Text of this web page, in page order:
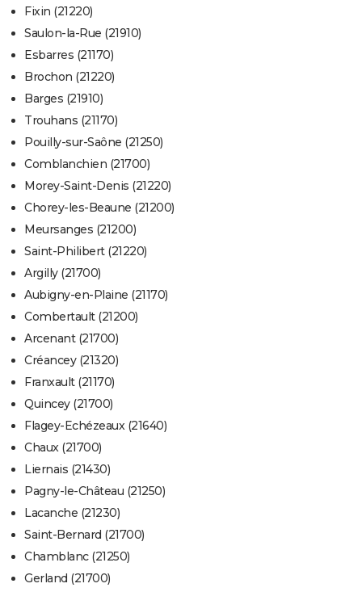
Fixin (21220)
Saulon-la-Rue (21910)
Esbarres (21170)
Brochon (21220)
Barges (21910)
Trouhans (21170)
Pouilly-sur-Saône (21250)
Comblanchien (21700)
Morey-Saint-Denis (21220)
Chorey-les-Beaune (21200)
Meursanges (21200)
Saint-Philibert (21220)
Argilly (21700)
Aubigny-en-Plaine (21170)
Combertault (21200)
Arcenant (21700)
Créancey (21320)
Franxault (21170)
Quincey (21700)
Flagey-Echézeaux (21640)
Chaux (21700)
Liernais (21430)
Pagny-le-Château (21250)
Lacanche (21230)
Saint-Bernard (21700)
Chamblanc (21250)
Gerland (21700)